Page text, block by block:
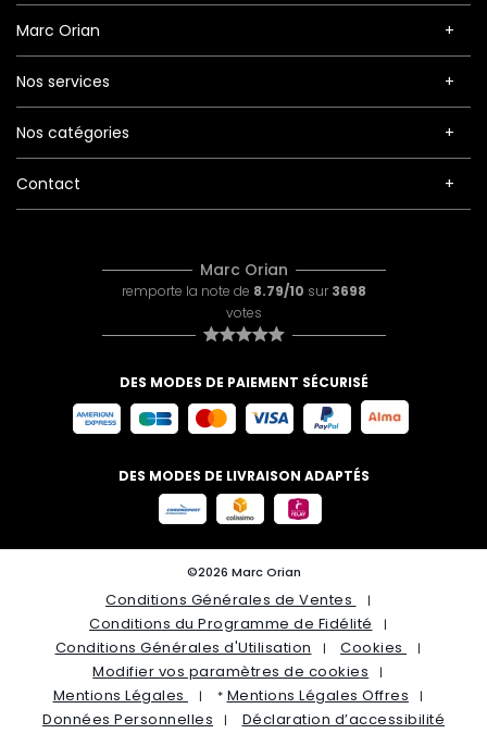
Marc Orian
Nos services
Nos catégories
Contact
Marc Orian
remporte la note de 8.79/10 sur 3698
votes
DES MODES DE PAIEMENT SÉCURISÉ
DES MODES DE LIVRAISON ADAPTÉS
©2026 Marc Orian
Conditions Générales de Ventes
Conditions du Programme de Fidélité
Conditions Générales d'Utilisation
Cookies
Modifier vos paramètres de cookies
Mentions Légales
* Mentions Légales Offres
Données Personnelles
Déclaration d’accessibilité